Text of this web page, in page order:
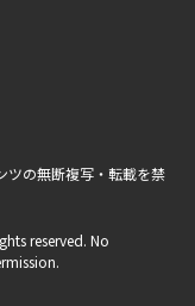
ツの無断複写・転載を禁
reserved. No